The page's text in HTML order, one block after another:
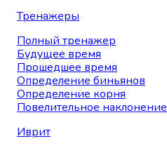
Тренажеры
Полный тренажер
Будущее время
Прошедшее время
Определение биньянов
Определение корня
Повелительное наклонение
Иврит